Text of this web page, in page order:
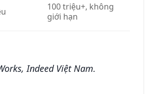
100 triệu+, không
giới hạn
Indeed Việt Nam.